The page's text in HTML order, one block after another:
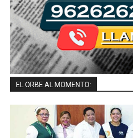
EL ORBE AL MOMENTO: